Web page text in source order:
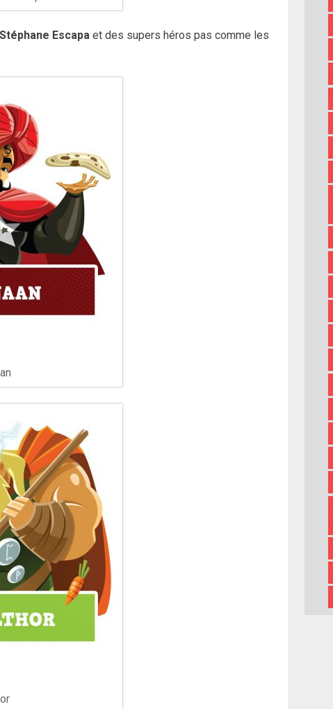
Stéphane Escapa et des supers héros pas comme les